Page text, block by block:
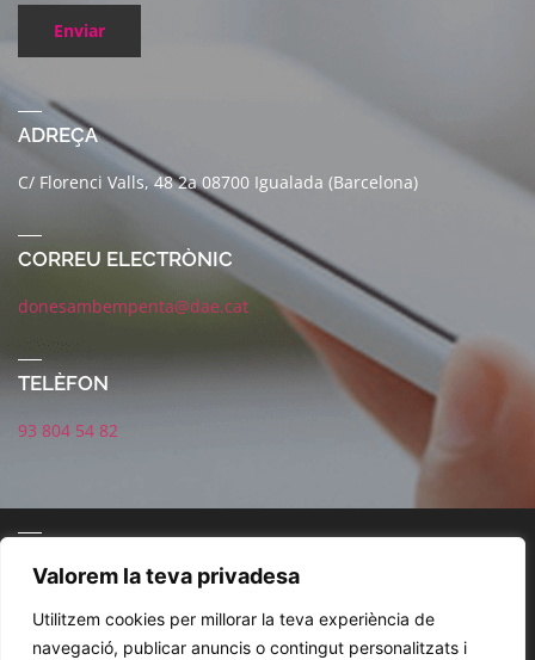
Valorem la teva privadesa
Utilitzem cookies per millorar la teva experiència de
navegació, publicar anuncis o contingut personalitzats i
Enviar
ADREÇA
C/ Florenci Valls, 48 2a 08700 Igualada (Barcelona)
CORREU ELECTRÒNIC
donesambempenta@dae.cat
TELÈFON
93 804 54 82